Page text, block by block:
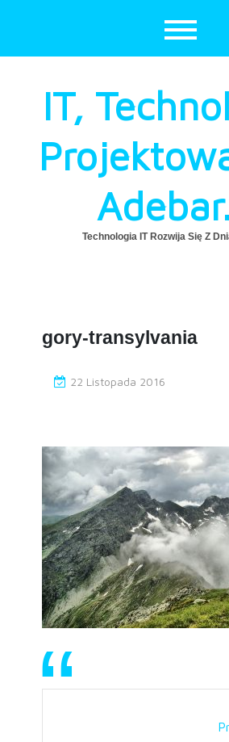
IT,
Technologia IT Rozwija Się Z
gory-transylvania
22 Listopada 2016